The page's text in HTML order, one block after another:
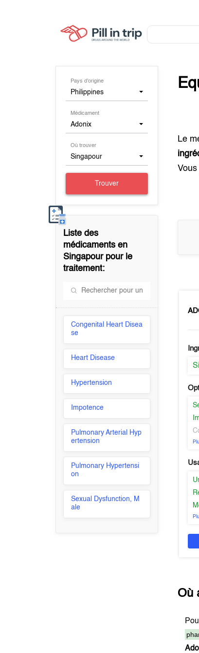
Pays d'origine
Philippines
Médicament
Adonix
Où trouver
Singapour
Trouver
Liste des
médicaments en
Singapourpour le
traitement:
Congenital Heart Disea
se
Heart Disease
Hypertension
Impotence
Pulmonary Arterial Hyp
ertension
Pulmonary Hypertensi
on
Sexual Dysfunction, M
ale
Le
Où